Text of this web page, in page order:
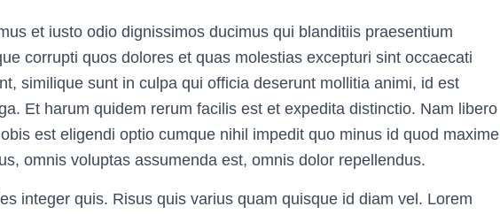
et iusto odio dignissimos ducimus qui blanditiis praesentium
corrupti quos dolores et quas molestias excepturi sint occaecati
similique sunt in culpa qui officia deserunt mollitia animi, id est
Et harum quidem rerum facilis est et expedita distinctio. Nam libero
est eligendi optio cumque nihil impedit quo minus id quod maxime
omnis voluptas assumenda est, omnis dolor repellendus.
integer quis. Risus quis varius quam quisque id diam vel. Lorem